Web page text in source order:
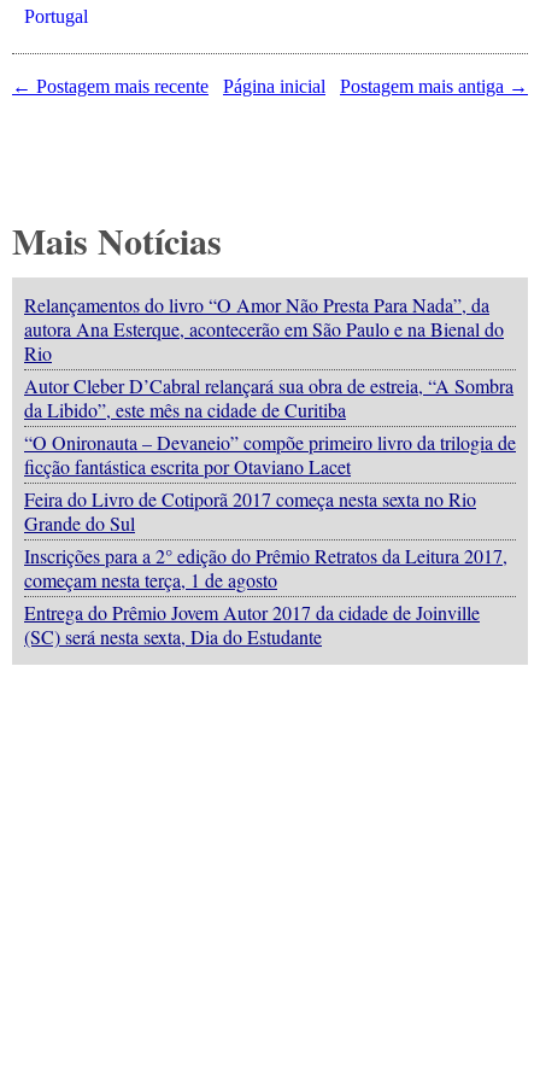
Portugal
← Postagem mais recente Postagem mais antiga →
Página inicial
Mais Notícias
Relançamentos do livro “O Amor Não Presta Para Nada”, da
autora Ana Esterque, acontecerão em São Paulo e na Bienal do
Rio
Autor Cleber D’Cabral relançará sua obra de estreia, “A Sombra
da Libido”, este mês na cidade de Curitiba
“O Onironauta – Devaneio” compõe primeiro livro da trilogia de
ficção fantástica escrita por Otaviano Lacet
Feira do Livro de Cotiporã 2017 começa nesta sexta no Rio
Grande do Sul
Inscrições para a 2° edição do Prêmio Retratos da Leitura 2017,
começam nesta terça, 1 de agosto
Entrega do Prêmio Jovem Autor 2017 da cidade de Joinville
(SC) será nesta sexta, Dia do Estudante